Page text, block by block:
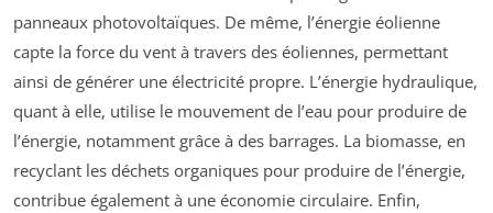
panneaux photovoltaïques. De même, l’énergie éolienne
capte la force du vent à travers des éoliennes, permettant
ainsi de générer une électricité propre. L’énergie hydraulique,
quant à elle, utilise le mouvement de l’eau pour produire de
l’énergie, notamment grâce à des barrages. La biomasse, en
recyclant les déchets organiques pour produire de l’énergie,
contribue également à une économie circulaire. Enfin,